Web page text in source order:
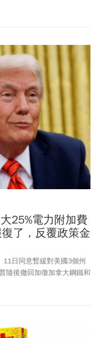
25%電力附加費
了，反覆政策金
11日同意暫緩對美國3個州
隨後撤回加徵加拿大鋼鐵和
導，不過，川普短短幾小時